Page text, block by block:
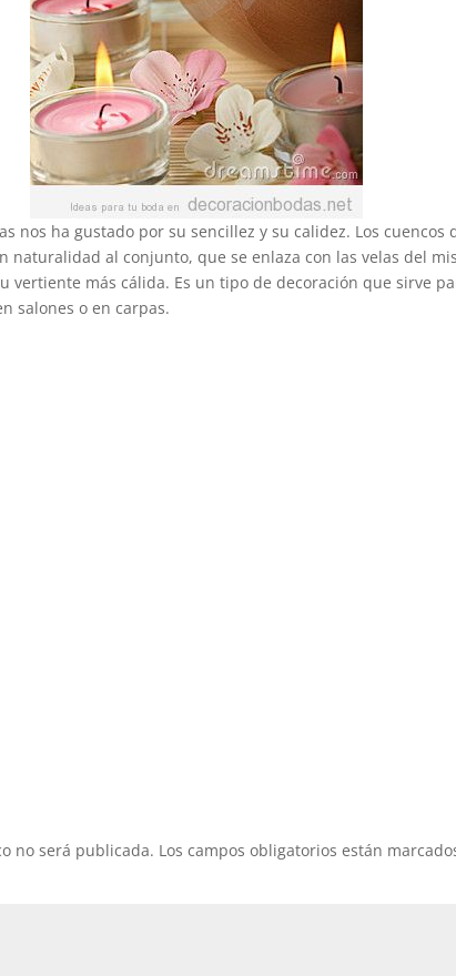
nos ha gustado por su sencillez y su calidez. Los cuencos
naturalidad al conjunto, que se enlaza con las velas del
vertiente más cálida. Es un tipo de decoración que sirve
salones o en carpas.
no será publicada. Los campos obligatorios están